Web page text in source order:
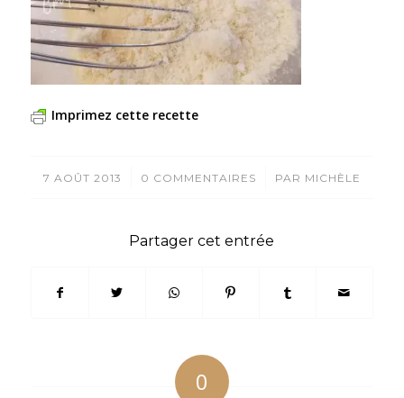
Imprimez cette recette
7 AOÛT 2013
/ 0 COMMENTAIRES
/ PAR MICHÈLE
Partager cet entrée
0